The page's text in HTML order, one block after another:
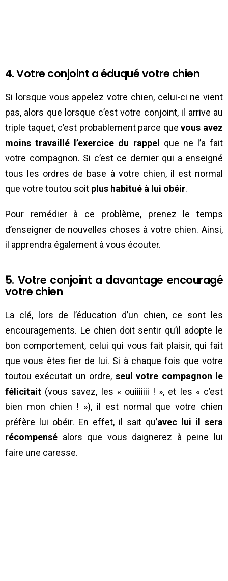
4. Votre conjoint a éduqué votre chien
Si lorsque vous appelez votre chien, celui-ci ne vient
pas, alors que lorsque c’est votre conjoint, il arrive au
triple taquet, c’est probablement parce quevous avez
moins travaillé l’exercice du rappel que ne l’a fait
votre compagnon. Si c’est ce dernier qui a enseigné
tous les ordres de base à votre chien, il est normal
que votre toutou soit plus habitué à lui obéir.
Pour remédier à ce problème, prenez le temps
d’enseigner de nouvelles choses à votre chien. Ainsi,
il apprendra également à vous écouter.
5. Votre conjoint a davantage encouragé
votre chien
La clé, lors de l’éducation d’un chien, ce sont les
encouragements. Le chien doit sentir qu’il adopte le
bon comportement, celui qui vous fait plaisir, qui fait
que vous êtes fier de lui. Si à chaque fois que votre
toutou exécutait un ordre, seul votre compagnon le
félicitait (vous savez, les « ouiiiiiii ! », et les « c’est
bien mon chien ! »), il est normal que votre chien
préfère lui obéir. En effet, il sait qu’avec lui il sera
récompensé alors que vous daignerez à peine lui
faire une caresse.